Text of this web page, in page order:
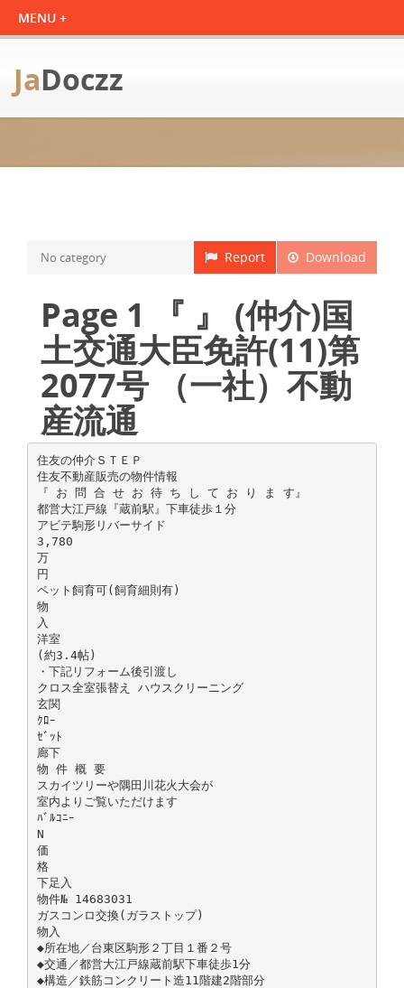
JaDoczz
Download
Report
No category
Page 1 『 』 (仲介)国
土交通大臣免許(11)第
2077号 （一社）不動
産流通
住友の仲介ＳＴＥＰ
住友不動産販売の物件情報
『 お 問 合 せ お 待 ち し て お り ま す』
都営大江戸線『蔵前駅』下車徒歩１分
アビテ駒形リバーサイド
3,780
万
円
ペット飼育可(飼育細則有)
物
入
洋室
(約3.4帖)
・下記リフォーム後引渡し
クロス全室張替え ハウスクリーニング
玄関
ｸﾛｰ
ｾﾞｯﾄ
廊下
物 件 概 要
スカイツリーや隅田川花火大会が
室内よりご覧いただけます
ﾊﾞﾙｺﾆｰ
N
価
格
下足入
物件№ 14683031
ガスコンロ交換(ガラストップ)
物入
◆所在地／台東区駒形２丁目１番２号
◆交通／都営大江戸線蔵前駅下車徒歩1分
◆構造／鉄筋コンクリート造11階建2階部分